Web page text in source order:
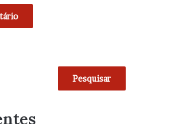
Pesquisar